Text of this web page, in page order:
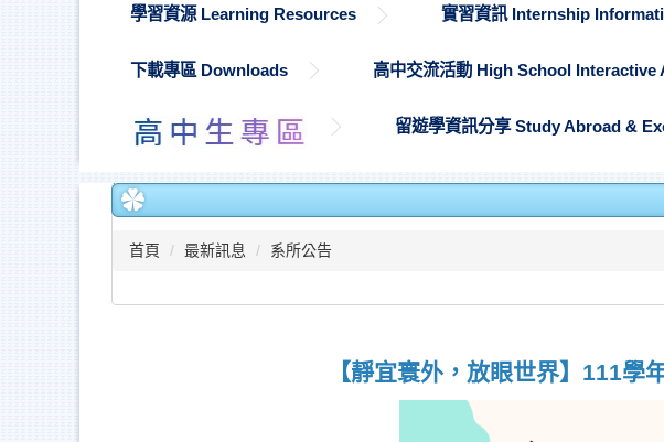
學習資源 Learning Resources 實習資訊 Internship
下載專區 Downloads 高中交流活動 High School Interactive
留遊學資訊分享 Study Abroad &
首頁 最新訊息 系所公告
【靜宜寰外，放眼世界】111學